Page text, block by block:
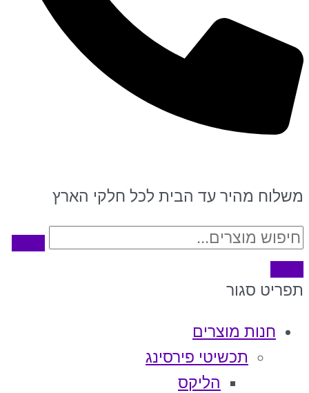
משלוח מהיר עד הבית לכל חלקי הארץ
תפריט סגור
חנות מוצרים
תכשיטי פירסינג
הליקס